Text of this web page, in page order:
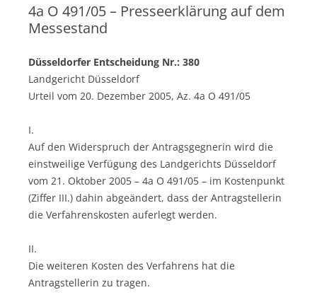
4a O 491/05 – Presseerklärung auf dem
Messestand
Düsseldorfer Entscheidung Nr.: 380
Landgericht Düsseldorf
Urteil vom 20. Dezember 2005, Az. 4a O 491/05
I.
Auf den Widerspruch der Antragsgegnerin wird die
einstweilige Verfügung des Landgerichts Düsseldorf
vom 21. Oktober 2005 – 4a O 491/05 – im Kostenpunkt
(Ziffer III.) dahin abgeändert, dass der Antragstellerin
die Verfahrenskosten auferlegt werden.
II.
Die weiteren Kosten des Verfahrens hat die
Antragstellerin zu tragen.